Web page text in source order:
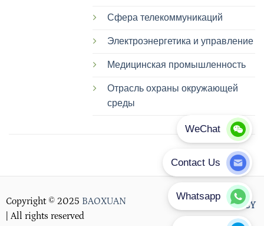
Сфера телекоммуникаций
Электроэнергетика и управление
Медицинская промышленность
Отрасль охраны окружающей
среды
Copyright © 2025 BAOXUAN
| All rights reserved
PRIVACY POLICY